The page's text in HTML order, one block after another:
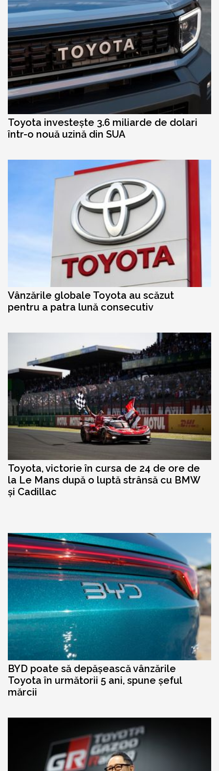
Toyota investește 3.6 miliarde de dolari
într-o nouă uzină din SUA
Vânzările globale Toyota au scăzut
pentru a patra lună consecutiv
Toyota, victorie în cursa de 24 de ore de
la Le Mans după o luptă strânsă cu BMW
și Cadillac
BYD poate să depășească vânzările
Toyota în următorii 5 ani, spune șeful
mărcii